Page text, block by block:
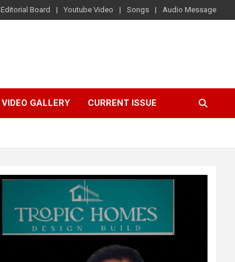
Editorial Board Youtube Video Songs Audio Message
VIDEO GALLERY CURRENT ISSUE